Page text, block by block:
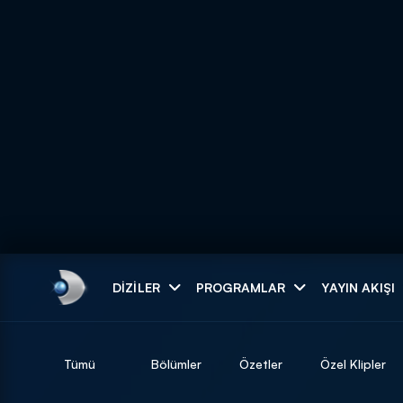
DIZILER PROGRAMLAR YAYIN AKIŞI
Tümü Bölümler Özetler Özel Klipler